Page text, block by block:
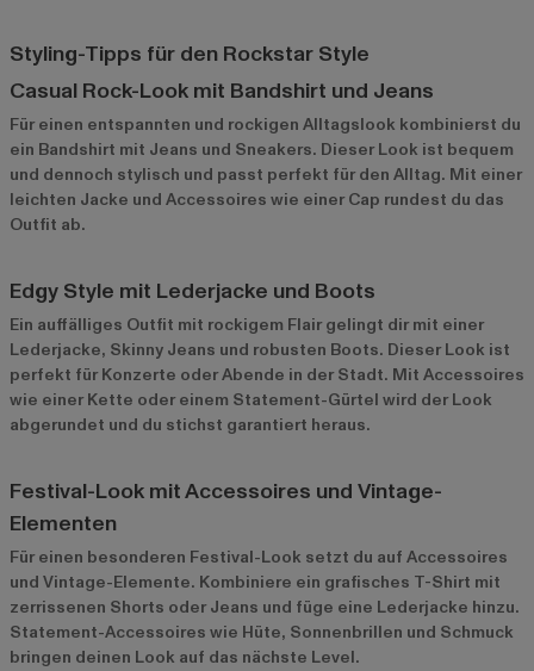
Styling-Tipps für den Rockstar Style
Casual Rock-Look mit Bandshirt und Jeans
Für einen entspannten und rockigen Alltagslook kombinierst du
ein Bandshirt mit Jeans und Sneakers. Dieser Look ist bequem
und dennoch stylisch und passt perfekt für den Alltag. Mit einer
leichten Jacke und Accessoires wie einer Cap rundest du das
Outfit ab.
Edgy Style mit Lederjacke und Boots
Ein auffälliges Outfit mit rockigem Flair gelingt dir mit einer
Lederjacke, Skinny Jeans und robusten Boots. Dieser Look ist
perfekt für Konzerte oder Abende in der Stadt. Mit Accessoires
wie einer Kette oder einem Statement-Gürtel wird der Look
abgerundet und du stichst garantiert heraus.
Festival-Look mit Accessoires und Vintage-
Elementen
Für einen besonderen Festival-Look setzt du auf Accessoires
und Vintage-Elemente. Kombiniere ein grafisches T-Shirt mit
zerrissenen Shorts oder Jeans und füge eine Lederjacke hinzu.
Statement-Accessoires wie Hüte, Sonnenbrillen und Schmuck
bringen deinen Look auf das nächste Level.